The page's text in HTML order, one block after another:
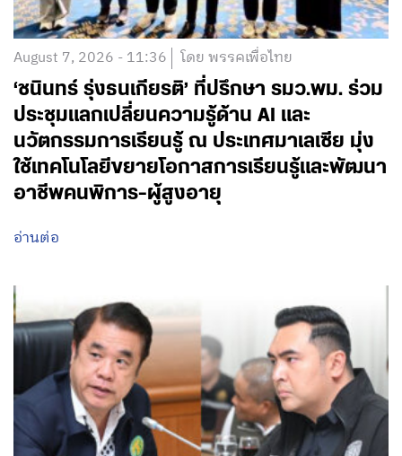
August 7, 2026 - 11:36 โดย พรรคเพื่อไทย
‘ชนินทร์ รุ่งธนเกียรติ’ ที่ปรึกษา รมว.พม. ร่วม
ประชุมแลกเปลี่ยนความรู้ด้าน AI และ
นวัตกรรมการเรียนรู้ ณ ประเทศมาเลเซีย มุ่ง
ใช้เทคโนโลยีขยายโอกาสการเรียนรู้และพัฒนา
อาชีพคนพิการ-ผู้สูงอายุ
อ่านต่อ